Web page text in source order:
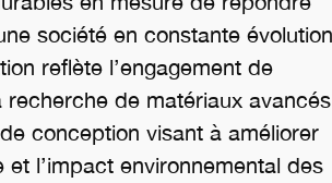
société en constante
reflète l’engagement de
recherche de matériaux avancés
conception visant à améliorer
et l’impact environnemental des